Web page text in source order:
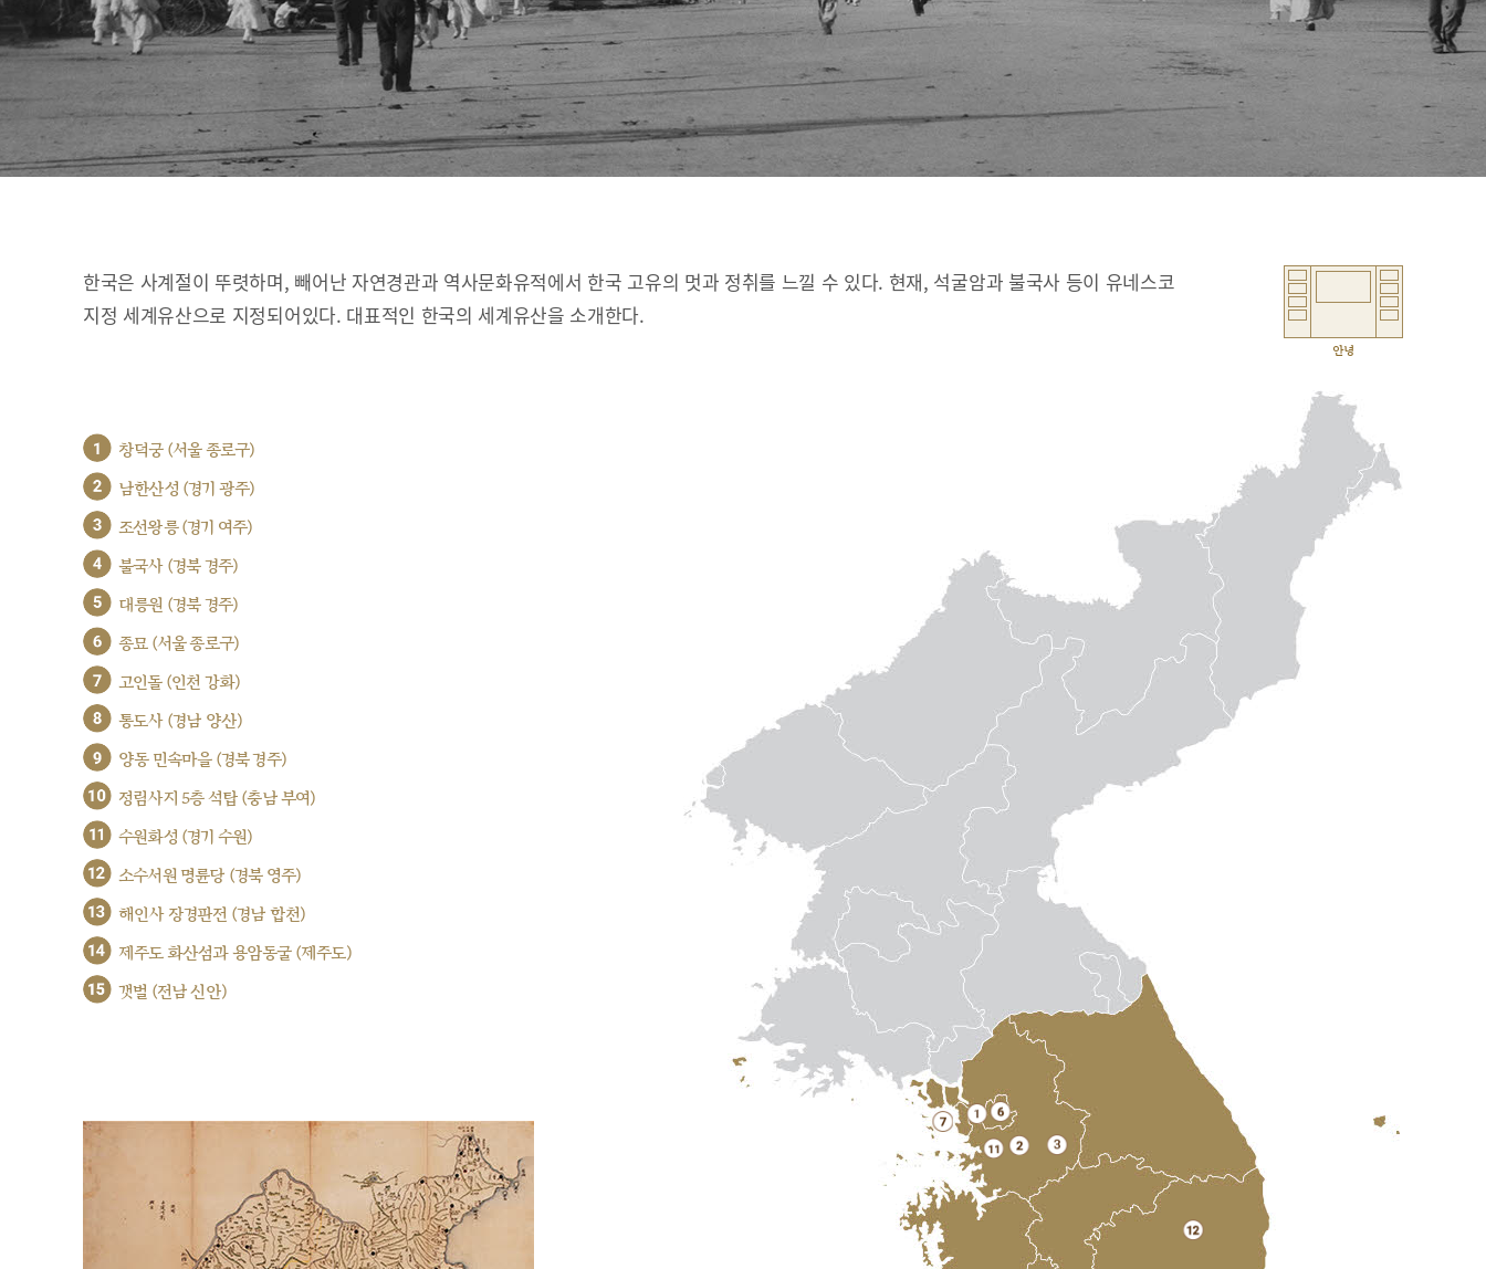
한국은 사계절이 뚜렷하며, 빼어난 자연경관과 역사문화유적에서 한국 고유의 멋과 정취를 느낄 수 있다. 현재, 석굴암과 불국사 등이 유네스코
지정 세계유산으로 지정되어있다. 대표적인 한국의 세계유산을 소개한다.
안녕
1 창덕궁 (서울 종로구)
2 남한산성 (경기 광주)
3 조선왕릉 (경기 여주)
4 불국사 (경북 경주)
5 대릉원 (경북 경주)
6 종묘 (서울 종로구)
7 고인돌 (인천 강화)
8 통도사 (경남 양산)
9 양동 민속마을 (경북 경주)
10 정림사지 5층 석탑 (충남 부여)
11 수원화성 (경기 수원)
12 소수서원 명륜당 (경북 영주)
13 해인사 장경판전 (경남 합천)
14 제주도 화산섬과 용암동굴 (제주도)
15 갯벌 (전남 신안)